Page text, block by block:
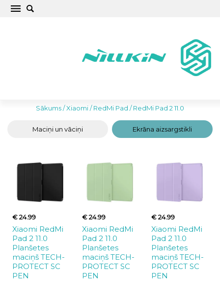
RedMi Pad 2 11.0 vāciņi, maciņi un aizsargstikli
Sākums/Xiaomi/RedMi Pad /RedMi Pad 2 11.0
Maciņi un vāciņi Ekrāna aizsargstikli
€ 24.99
Xiaomi RedMi
Pad 2 11.0
Planšetes
maciņš TECH-
PROTECT SC
PEN
€ 24.99
Xiaomi RedMi
Pad 2 11.0
Planšetes
maciņš TECH-
PROTECT SC
PEN
€ 24.99
Xiaomi RedMi
Pad 2 11.0
Planšetes
maciņš TECH-
PROTECT SC
PEN